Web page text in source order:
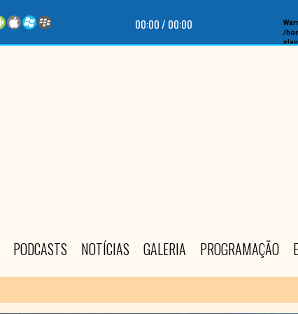
00:00/ 00:00
/
PODCASTS NOTÍCIAS GALERIA PROGRAMAÇÃO